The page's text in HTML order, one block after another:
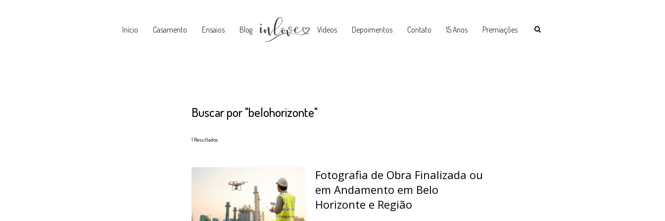
Início Casamento Ensaios Blog Vídeos Depoimentos Contato 15 Anos Premiações
Buscar por"belohorizonte"
1 Resultados
Fotografia de Obra Finalizada ou
em Andamento em Belo
Horizonte e Região